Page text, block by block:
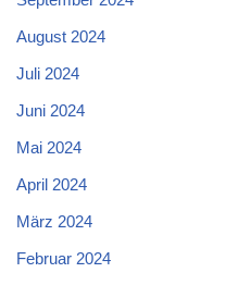
August 2024
Juli 2024
Juni 2024
Mai 2024
April 2024
März 2024
Februar 2024